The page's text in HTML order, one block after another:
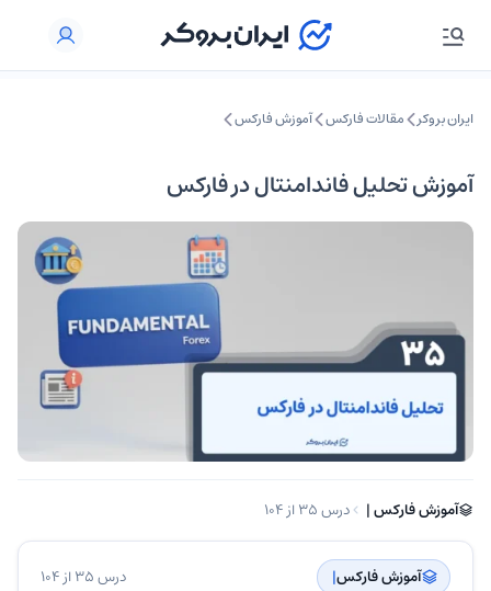
ایران بروکر مقالات فارکس آموزش فارکس
آموزش تحلیل فاندامنتال در فارکس
آموزش فارکس | ‌ درس 35 از 104
آموزش فارکس| ‌ درس 35 از 104